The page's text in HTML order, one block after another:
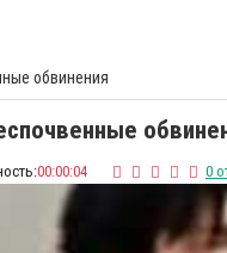
обвинения
00:00:04 0